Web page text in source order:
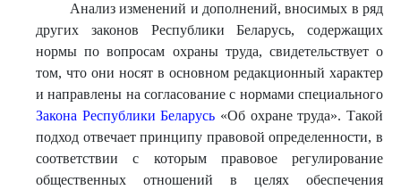
Анализ изменений и дополнений, вносимых в ряд
других законов Республики Беларусь, содержащих
нормы по вопросам охраны труда, свидетельствует о
том, что они носят в основном редакционный характер
и направлены на согласование с нормами специального
Закона Республики Беларусь «Об охране труда». Такой
подход отвечает принципу правовой определенности, в
соответствии с которым правовое регулирование
общественных отношений в целях обеспечения